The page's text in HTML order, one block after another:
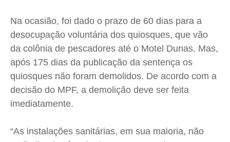
Anuncie
Quem Somos
Expediente
Contato
Anuncie
Anuncie
Quem Somos
Expediente
Contato
Anuncie
Anuncie
Quem Somos
Expediente
Contato
Anuncie
Anuncie
Quem Somos
Expediente
Contato
Anuncie
Na ocasião, foi dado o prazo de 60 dias para a
desocupação voluntária dos quiosques, que vão
da colônia de pescadores até o Motel Dunas. Mas,
após 175 dias da publicação da sentença os
quiosques não foram demolidos. De acordo com a
decisão do MPF, a demolição deve ser feita
imediatamente.
“As instalações sanitárias, em sua maioria, não